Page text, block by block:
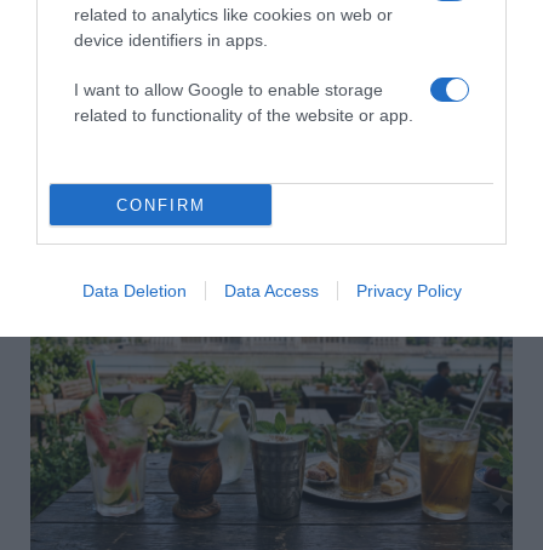
related to analytics like cookies on web or
device identifiers in apps.
I want to allow Google to enable storage
related to functionality of the website or app.
CONFIRM
Data Deletion Data Access Privacy Policy
Címkék: párkapcsolat,válás
Korábbi bejegyzések Következő bejegyzés
HASONLÓ BEJEGYZÉSEK